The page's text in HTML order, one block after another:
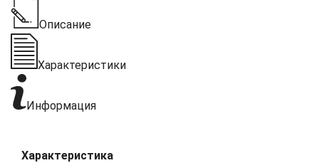
Описание
Характеристики
Информация
Характеристика